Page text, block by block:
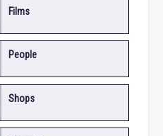
Films
People
Shops